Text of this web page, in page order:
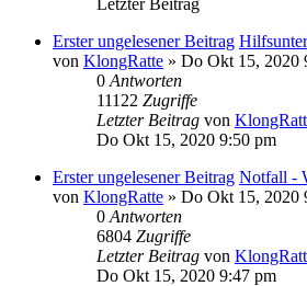
Erster ungelesener Beitrag
von KlongRatte » Do Okt 15, 2020
0 Antworten
11122 Zugriffe
Letzter Beitrag von
Do Okt 15, 2020 9:50 pm
Erster ungelesener Beitrag Notfall -
von KlongRatte » Do Okt 15, 2020
0 Antworten
6804 Zugriffe
Letzter Beitrag von
Do Okt 15, 2020 9:47 pm